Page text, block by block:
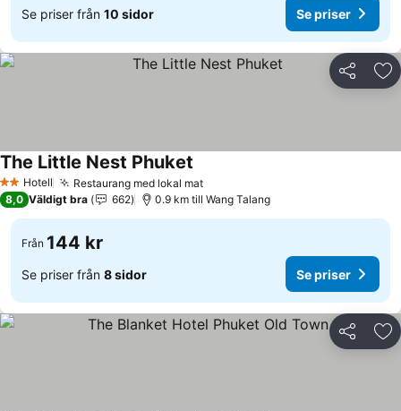
Se priser från 10 sidor Se priser
Dela
2 Stjärnor
Hotell Restaurang med lokal mat
The Little Nest Phuket
8,0 Väldigt bra 662 0.9 km till Wang Talang
Från 144 kr
Se priser från 8 sidor Se priser
Dela